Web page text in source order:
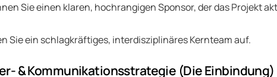
Sie einen klaren, hochrangigen Sponsor, der das Projekt
Sie ein schlagkräftiges, interdisziplinäres Kernteam auf.
& Kommunikationsstrategie (Die Einbindung)